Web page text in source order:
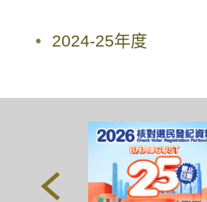
2024-25年度